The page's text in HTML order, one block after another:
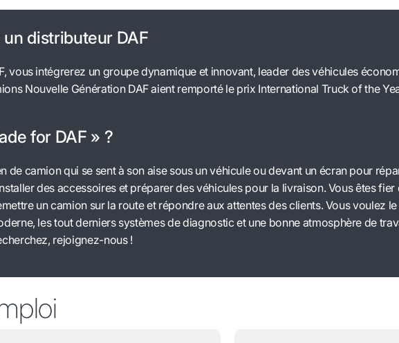
distributeur DAF
vous intégrerez un groupe dynamique et innovant, leader des véhicules
Nouvelle Génération DAF aient remporté le prix International Truck of the
for DAF » ?
de camion qui se sent à son aise sous un véhicule ou devant un écran pour
des accessoires et préparer des véhicules pour la livraison. Vous êtes
un camion sur la route et répondre aux attentes des clients. Vous voulez
les tout derniers systèmes de diagnostic et une bonne atmosphère de
rejoignez-nous !